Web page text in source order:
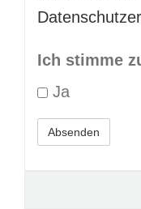
Ich stimme
Ja